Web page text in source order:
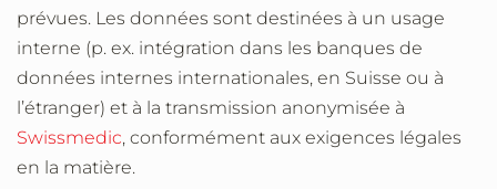
prévues. Les données sont destinées à un usage
interne (p. ex. intégration dans les banques de
données internes internationales, en Suisse ou à
l’étranger) et à la transmission anonymisée à
Swissmedic, conformément aux exigences légales
en la matière.